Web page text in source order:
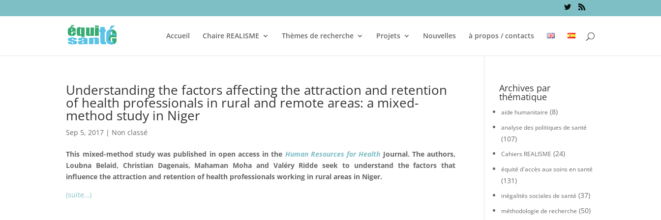
Accueil Chaire REALISME Thèmes de recherche Projets Nouvelles à propos / contacts
Understanding the factors affecting the attraction and retention
of health professionals in rural and remote areas: a mixed-
method study in Niger
Sep 5, 2017 | Non classé
This mixed-method study was published in open access in the Human Resources for Health Journal. The authors,
Loubna Belaid, Christian Dagenais, Mahaman Moha and Valéry Ridde seek to understand the factors that
influence the attraction and retention of health professionals working in rural areas in Niger.
(suite…)
Archives par
thématique
aide humanitaire (8)
analyse des politiques de santé
(107)
Cahiers REALISME (24)
équité d'accès aux soins en santé
(131)
inégalités sociales de santé (37)
méthodologie de recherche (50)